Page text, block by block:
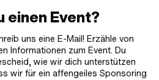
einen Event?
uns eine E-Mail! Erzähle von
Informationen zum Event. Du
wie wir dich unterstützen
wir für ein affengeiles Sponsoring